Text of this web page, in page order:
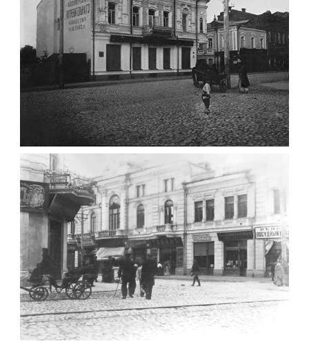
ФОТО ЖИТОМИРА 1905 ВУЛ. МИХАЙЛІВСЬКА-
СКОРУЛЬСЬКОГО
Фото Житомира період до 1917
року
Leave a comment
ЖИТОМИР МИХАЙЛІВСЬКА 1903 РОКУ